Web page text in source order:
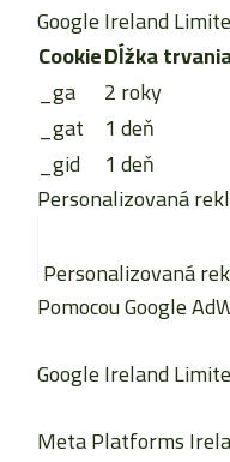
Google Ireland
CookieDĺžka
_ga
2 roky
_gat
1 deň
_gid
1 deň
Personalizovaná
Personalizovaná
Pomocou Google
Google Ireland
Meta Platforms